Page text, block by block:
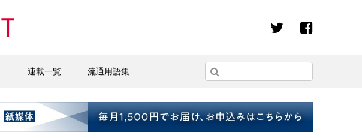
連載一覧 流通用語集